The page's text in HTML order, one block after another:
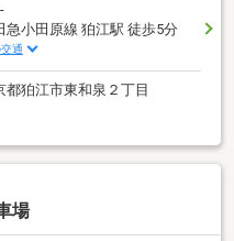
急小田原線 狛江駅 徒歩5分
通
都狛江市東和泉２丁目
場